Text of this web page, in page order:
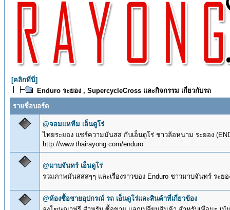
[คลิกที่นี่]
Enduro ระยอง , SupercycleCross และกิจกรรม เกี่ยวกับรถ
รายชื่อบอร์ด
@จอมแหทีม เอ็นดูโร่
ไทยระยอง แชร์ความมันสส กับเอ็นดูโร่ ชาวล้อหนาม ระยอง
http://www.thairayong.com/enduro
@มาบจันทร์ เอ็นดูโร่
รวมภาพมันสสสๆๆ และเรื่องราวของ Enduro ชาวมาบจันทร์ ระยอ
@ห้องซื้อชายอุปกรณ์ รถ เอ็นดูโร่และสินค้าที่เกี่ยวข้อง